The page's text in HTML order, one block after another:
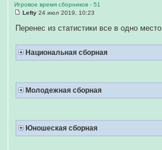
Игровое время сборников - 51
Lefty 24 июл 2019, 10:23
Перенес из статистики все в одно место.
Национальная сборная
Молодежная сборная
Юношеская сборная